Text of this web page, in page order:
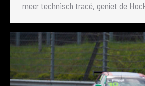
meer technisch tracé, geniet de